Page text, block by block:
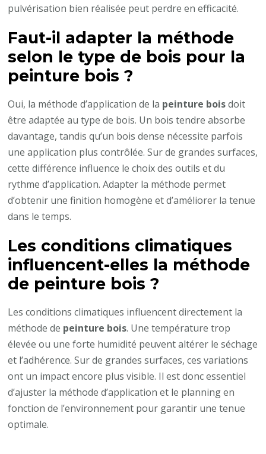
pulvérisation bien réalisée peut perdre en efficacité.
Faut-il adapter la méthode
selon le type de bois pour la
peinture bois ?
Oui, la méthode d’application de la peinture boisdoit
être adaptée au type de bois. Un bois tendre absorbe
davantage, tandis qu’un bois dense nécessite parfois
une application plus contrôlée. Sur de grandes surfaces,
cette différence influence le choix des outils et du
rythme d’application. Adapter la méthode permet
d’obtenir une finition homogène et d’améliorer la tenue
dans le temps.
Les conditions climatiques
influencent-elles la méthode
de peinture bois ?
Les conditions climatiques influencent directement la
méthode de peinture bois. Une température trop
élevée ou une forte humidité peuvent altérer le séchage
et l’adhérence. Sur de grandes surfaces, ces variations
ont un impact encore plus visible. Il est donc essentiel
d’ajuster la méthode d’application et le planning en
fonction de l’environnement pour garantir une tenue
optimale.